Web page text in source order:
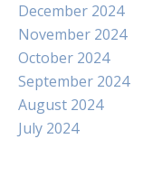
December 2024
November 2024
October 2024
September 2024
August 2024
July 2024